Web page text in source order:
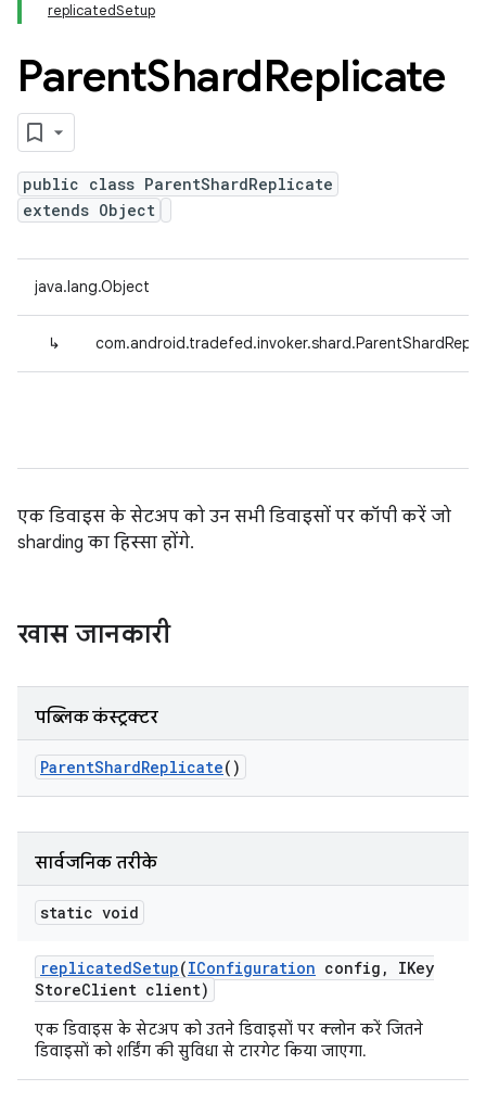
replicatedSetup
ParentShardReplicate
public class ParentShardReplicate
extends Object
java.lang.Object
↳
एक डिवाइस के सेटअप को उन सभी डिवाइसों पर कॉपी करें जो
sharding का हिस्सा होंगे.
खास जानकारी
पब्लिक कंस्ट्रक्टर
ParentShardReplicate()
सार्वजनिक तरीके
static void
replicatedSetup(IConfiguration config ,
IKey
StoreClient client)
एक डिवाइस के सेटअप को उतने डिवाइसों पर क्लोन करें जितने
डिवाइसों को शर्डिंग की सुविधा से टारगेट किया जाएगा.